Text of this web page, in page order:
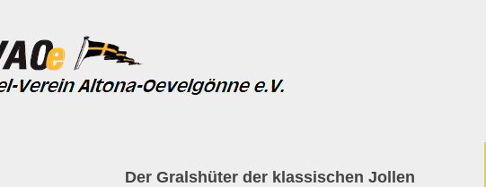
Der Gralshüter der klassischen Jollen